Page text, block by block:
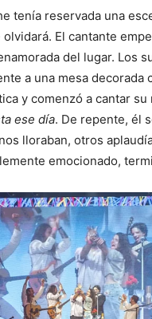
tenía reservada una
El cantante
del lugar. Los
a una mesa decorada
y comenzó a cantar su
ese día. De repente, él
lloraban, otros
emocionado,